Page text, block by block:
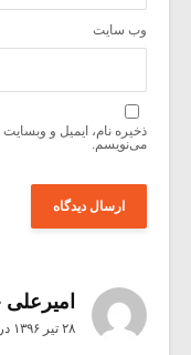
وب‌ سایت
ذخیره نام، ایمیل و
می‌نویسم.
امیرعلی
۲۸ تیر ۱۳۹۶ در ۷:۵۵ ق٫ظ